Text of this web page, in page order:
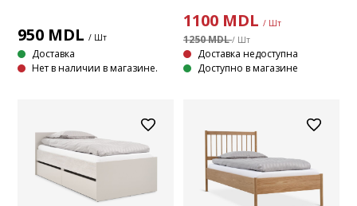
950 MDL / Шт
Доставка
Нет в наличии в магазине.
1100 MDL / Шт
1250 MDL/ Шт
Доставка недоступна
Доступно в магазине